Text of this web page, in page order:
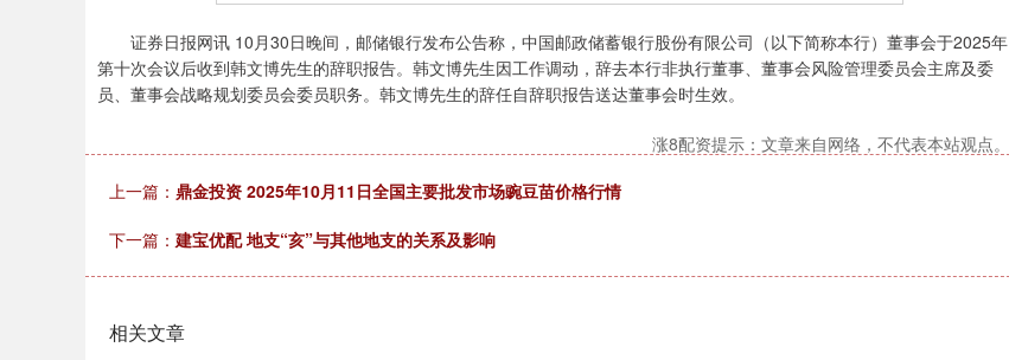
证券日报网讯 10月30日晚间，邮储银行发布公告称，中国邮政储蓄银行股份有限公司（以下简称本行）董事会于2025年
第十次会议后收到韩文博先生的辞职报告。韩文博先生因工作调动，辞去本行非执行董事、董事会风险管理委员会主席及委
员、董事会战略规划委员会委员职务。韩文博先生的辞任自辞职报告送达董事会时生效。
涨8配资提示：文章来自网络，不代表本站观点。
上一篇： 鼎金投资 2025年10月11日全国主要批发市场豌豆苗价格行情
下一篇： 建宝优配 地支“亥”与其他地支的关系及影响
相关文章